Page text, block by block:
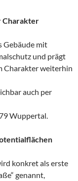
Charakter
Gebäude mit
und prägt
Charakter weiterhin
auch per
Wuppertal.
konkret als erste
genannt,